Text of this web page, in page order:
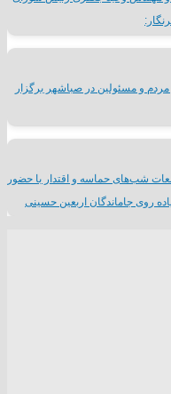
و مسئولین در صباشهر برگزار
شب‌های حماسه و اقتدار با حضور
روی جاماندگان اربعین حسینی